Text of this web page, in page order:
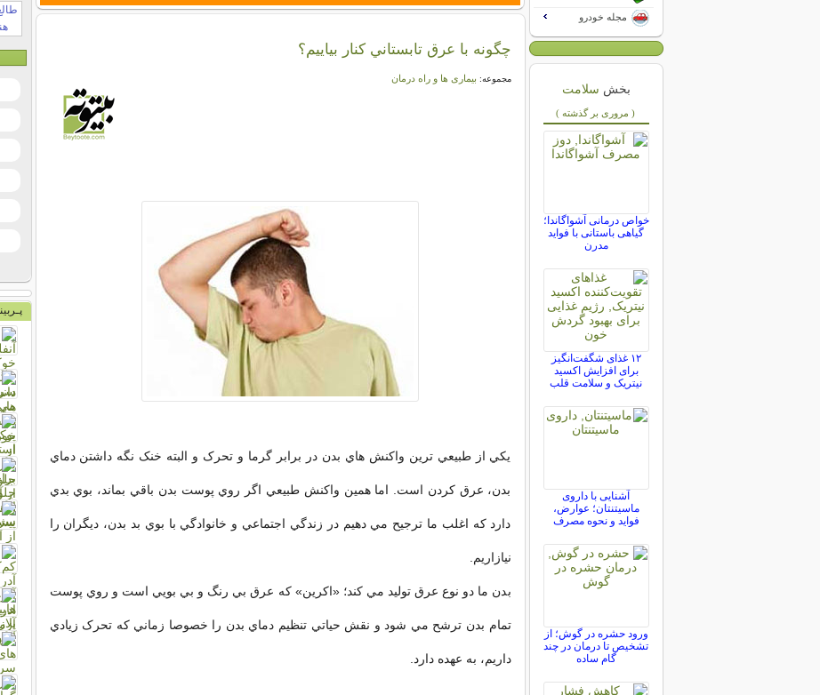
چگونه با عرق تابستاني کنار بياييم؟
مجموعه: بیماری ها و راه درمان
يکي از طبيعي ترين واکنش هاي بدن در برابر گرما و تحرک و البته خنک نگه داشتن دماي
بدن، عرق کردن است. اما همين واکنش طبيعي اگر روي پوست بدن باقي بماند، بوي بدي
دارد که اغلب ما ترجيح مي دهيم در زندگي اجتماعي و خانوادگي با بوي بد بدن، ديگران را
نيازاريم.
بدن ما دو نوع عرق توليد مي کند؛ «اکرين» که عرق بي رنگ و بي بويي است و روي پوست
تمام بدن ترشح مي شود و نقش حياتي تنظيم دماي بدن را خصوصا زماني که تحرک زيادي
داريم، به عهده دارد.
مجله خودرو
بخش سلامت
( مروری بر گذشته )
خواص درمانی آشواگاندا؛
گیاهی باستانی با فواید
مدرن
۱۲ غذای شگفت‌انگیز
برای افزایش اکسید
نیتریک و سلامت قلب
آشنایی با داروی
ماسیتنتان؛ عوارض،
فواید و نحوه مصرف
ورود حشره در گوش؛ از
تشخیص تا درمان در چند
گام ساده